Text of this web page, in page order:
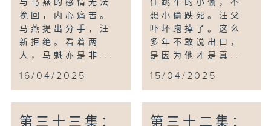
与马燕的感情无法
挽回，内心痛苦。
马燕提出分手，汪
新拒绝。看着两
人，马魁亦是非...
16/04/2025
住跳车的小偷，不
想小偷跌死。汪父
吓坏跑掉了。这么
多年不敢说出口，
是因为他才是真...
15/04/2025
第三十三集： 第三十二集：